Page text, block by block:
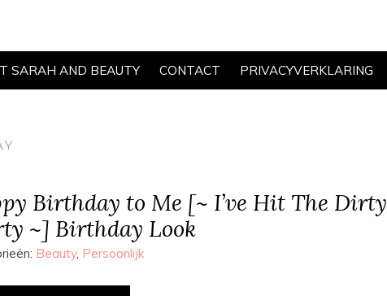
SARAH AND BEAUTY CONTACT PRIVACYVERKLARING
Birthday to Me [~ I’ve Hit The Dirty
~] Birthday Look
Beauty, Persoonlijk